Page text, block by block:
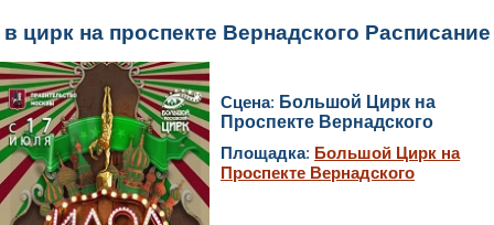
в цирк на проспекте Вернадского Расписание
Сцена: Большой Цирк на
Проспекте Вернадского
Площадка: Большой Цирк на
Проспекте Вернадского